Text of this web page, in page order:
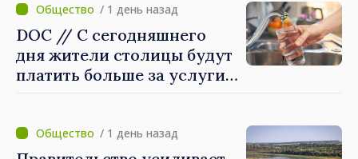
/ 1 день назад
DOC // С сегодняшнего
дня жители столицы будут
платить больше за услуги
/ 1 день назад